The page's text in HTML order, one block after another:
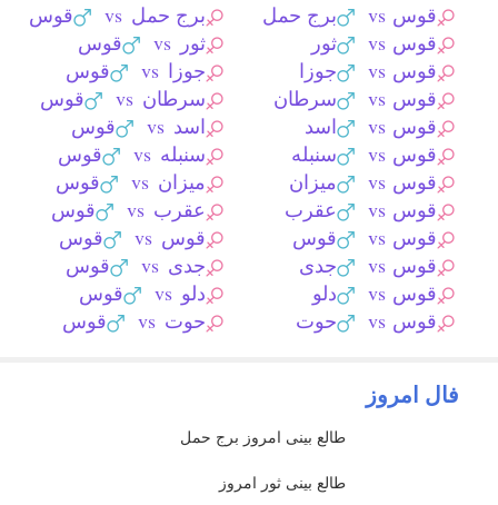
قوس vs
برج حمل
قوس
vs
ثور
قوس
vs
جوزا
قوس
vs
سرطان
قوس
vs
اسد
قوس
vs
سنبله
قوس
vs
میزان
قوس
vs
عقرب
قوس
vs
قوس
قوس
vs
جدی
قوس
vs
دلو
قوس
vs حوت
برج حمل vs
قوس
ثور vs
قوس
جوزا
vs
قوس
سرطان vs
قوس
اسد vs
قوس
سنبله vs
قوس
میزان vs
قوس
عقرب vs
قوس
قوس
vs
قوس
جدی vs
قوس
دلو vs
قوس
حوت vs قوس
فال امروز
طالع بینی امروز برج حمل
طالع بینی ثور امروز